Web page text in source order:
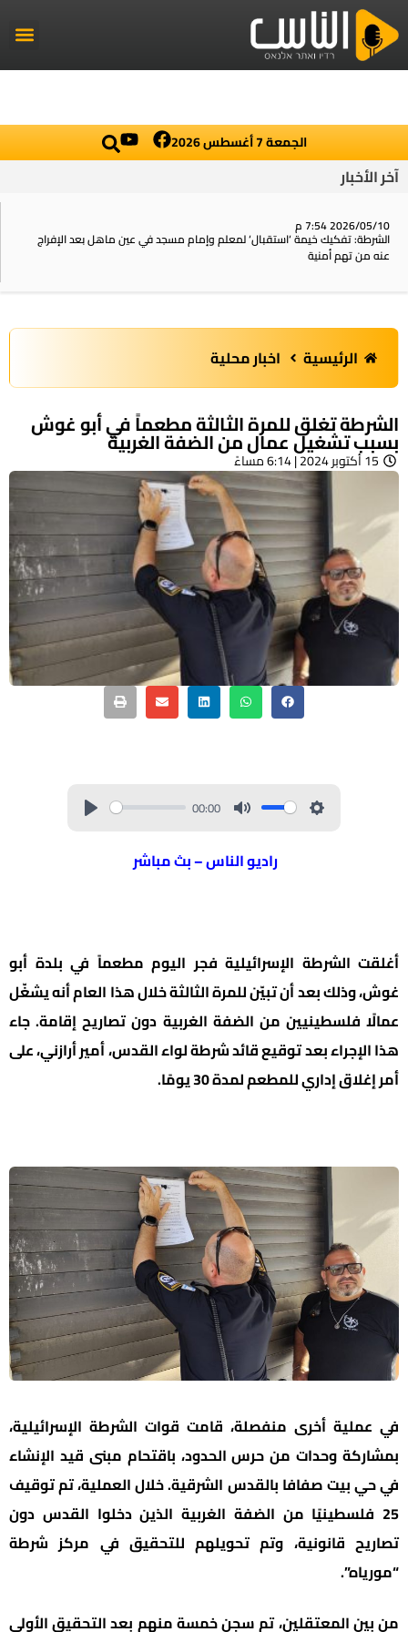
الجمعة 7 أغسطس 2026
آخر الأخبار
2026/05/10 7:54 م
الشرطة: تفكيك خيمة ‘استقبال‘ لمعلم وإمام مسجد في عين ماهل بعد الإفراج
عنه من تهم أمنية
الرئيسية اخبار محلية
الشرطة تغلق للمرة الثالثة مطعماً في أبو غوش
بسبب تشغيل عمال من الضفة الغربية
15 أكتوبر 2024 | 6:14 مساءً
00:00
راديو الناس – بث مباشر
أغلقت الشرطة الإسرائيلية فجر اليوم مطعماً في بلدة أبو
غوش، وذلك بعد أن تبيّن للمرة الثالثة خلال هذا العام أنه يشغّل
عمالًا فلسطينيين من الضفة الغربية دون تصاريح إقامة. جاء
هذا الإجراء بعد توقيع قائد شرطة لواء القدس، أمير أرازني، على
أمر إغلاق إداري للمطعم لمدة 30 يومًا.
في عملية أخرى منفصلة، قامت قوات الشرطة الإسرائيلية،
بمشاركة وحدات من حرس الحدود، باقتحام مبنى قيد الإنشاء
في حي بيت صفافا بالقدس الشرقية. خلال العملية، تم توقيف
25 فلسطينيًا من الضفة الغربية الذين دخلوا القدس دون
تصاريح قانونية، وتم تحويلهم للتحقيق في مركز شرطة
“مورياه”.
من بين المعتقلين، تم سجن خمسة منهم بعد التحقيق الأولي